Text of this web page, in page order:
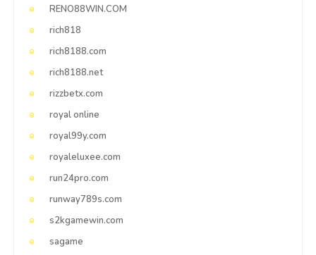
RENO88WIN.COM
rich818
rich8188.com
rich8188.net
rizzbetx.com
royal online
royal99y.com
royaleluxee.com
run24pro.com
runway789s.com
s2kgamewin.com
sagame